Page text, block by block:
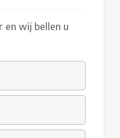
en wij bellen u